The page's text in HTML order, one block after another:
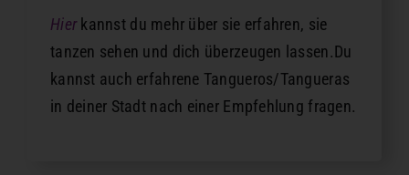
Hier kannst du mehr über sie erfahren, sie
tanzen sehen und dich überzeugen lassen.Du
kannst auch erfahrene Tangueros/Tangueras
in deiner Stadt nach einer Empfehlung fragen.